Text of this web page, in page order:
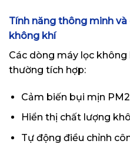
Tính năng thông minh
không khí
Các dòng máy lọc
thường tích hợp:
Cảm biến bụi mịn
Hiển thị chất lượng
Tự động điều chỉnh